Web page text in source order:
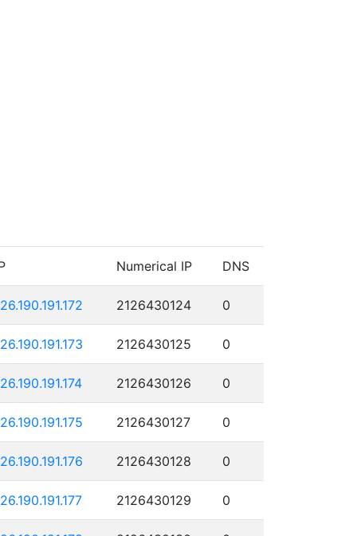
Numerical IP DNS
2126430124 0
2126430125 0
2126430126 0
2126430127 0
2126430128 0
2126430129 0